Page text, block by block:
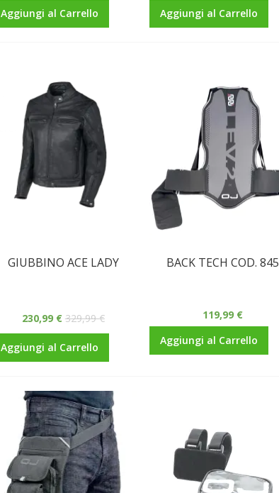
Aggiungi al Carrello
Aggiungi al Carrello
GIUBBINO ACE LADY
230,99 € 329,99 €
Aggiungi al Carrello
BACK TECH COD. 845
119,99 €
Aggiungi al Carrello